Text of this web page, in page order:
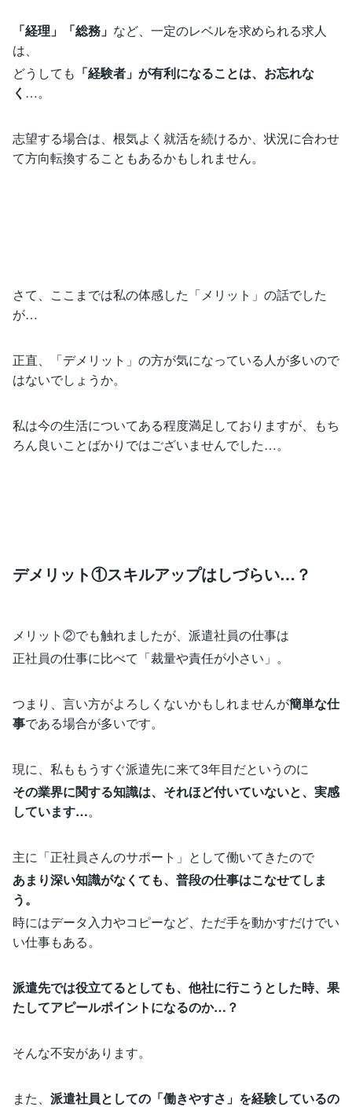
「経理」「総務」 など、一定のレベルを求められる求人
は、
どうしても 「経験者」が有利になることは、お忘れな
く …。
志望する場合は、根気よく就活を続けるか、状況に合わせ
て方向転換することもあるかもしれません。
さて、ここまでは私の体感した「メリット」の話でした
が…
正直、「デメリット」の方が気になっている人が多いので
はないでしょうか。
私は今の生活についてある程度満足しておりますが、もち
ろん良いことばかりではございませんでした…。
デメリット①スキルアップはしづらい…？
メリット②でも触れましたが、派遣社員の仕事は
正社員の仕事に比べて「裁量や責任が小さい」。
つまり、言い方がよろしくないかもしれませんが簡単な仕
事である場合が多いです。
現に、私ももうすぐ派遣先に来て3年目だというのに
その業界に関する知識は、それほど付いていないと、実感
しています…。
主に「正社員さんのサポート」として働いてきたので
あまり深い知識がなくても、普段の仕事はこなせてしま
う。
時にはデータ入力やコピーなど、ただ手を動かすだけでい
い仕事もある。
派遣先では役立てるとしても、他社に行こうとした時、果
たしてアピールポイントになるのか…？
そんな不安があります。
また、 派遣社員としての「働きやすさ」を経験しているの